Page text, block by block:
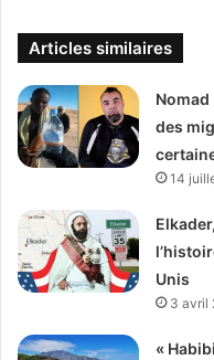
Articles similaires
Nomad
des
14
Unis
3 avril
«